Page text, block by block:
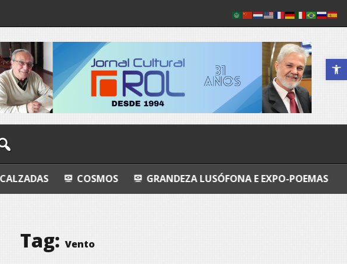
Abrir a
COSMOS GRANDEZA LUSÓFONA E EXPO-POEMAS
Tag: Vento